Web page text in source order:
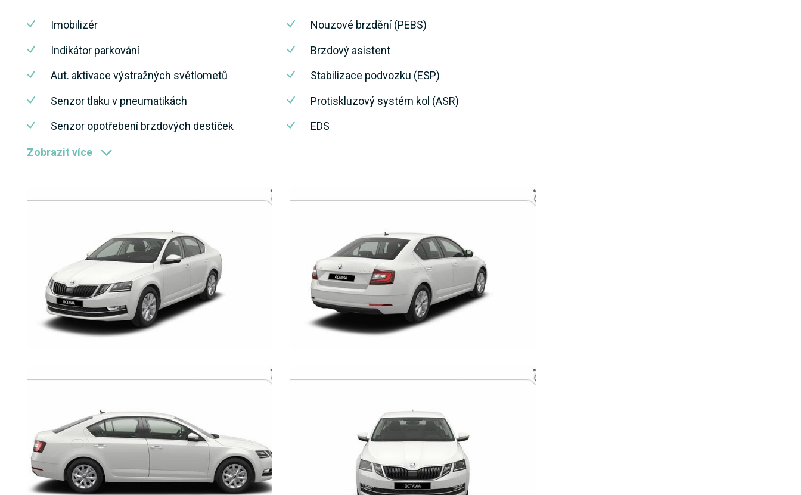
Imobilizér
Indikátor parkování
Aut. aktivace výstražných světlometů
Senzor tlaku v pneumatikách
Senzor opotřebení brzdových destiček
Nouzové brzdění (PEBS)
Brzdový asistent
Stabilizace podvozku (ESP)
Protiskluzový systém kol (ASR)
EDS
Zobrazit více